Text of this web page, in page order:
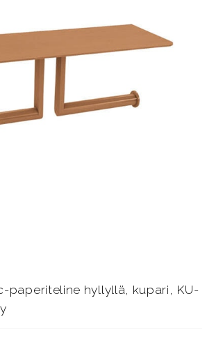
paperiteline hyllyllä, kupari, KU-